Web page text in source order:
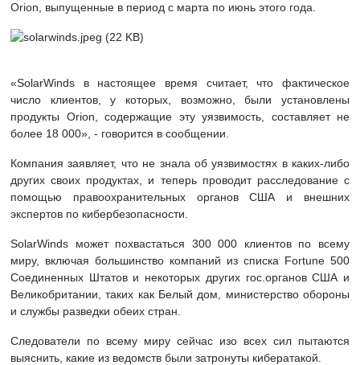
Orion, выпущенные в период с марта по июнь этого года.
«SolarWinds в настоящее время считает, что фактическое
число клиентов, у которых, возможно, были установлены
продукты Orion, содержащие эту уязвимость, составляет не
более 18 000», - говорится в сообщении.
Компания заявляет, что не знала об уязвимостях в каких-либо
других своих продуктах, и теперь проводит расследование с
помощью правоохранительных органов США и внешних
экспертов по кибербезопасности.
SolarWinds может похвастаться 300 000 клиентов по всему
миру, включая большинство компаний из списка Fortune 500
Соединенных Штатов и некоторых других гос.органов США и
Великобритании, таких как Белый дом, министерство обороны
и службы разведки обеих стран.
Следователи по всему миру сейчас изо всех сил пытаются
выяснить, какие из ведомств были затронуты кибератакой.